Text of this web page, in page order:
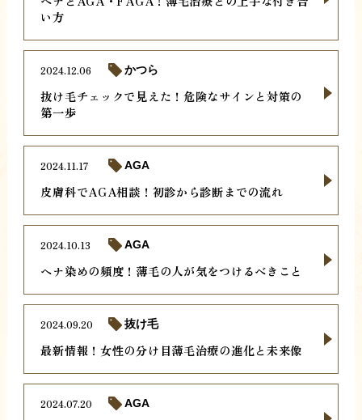
い方
抜け毛チェックで見えた！危険なサインと対策の
第一歩
2024.12.06 かつら
皮膚科でAGA相談！初診から診断までの流れ
2024.11.17 AGA
ヘナ染めの頻度！薄毛の人が気をつけるべきこと
2024.10.13 AGA
最新情報！女性の分け目薄毛治療の進化と未来像
2024.09.20 抜け毛
2024.07.20 AGA